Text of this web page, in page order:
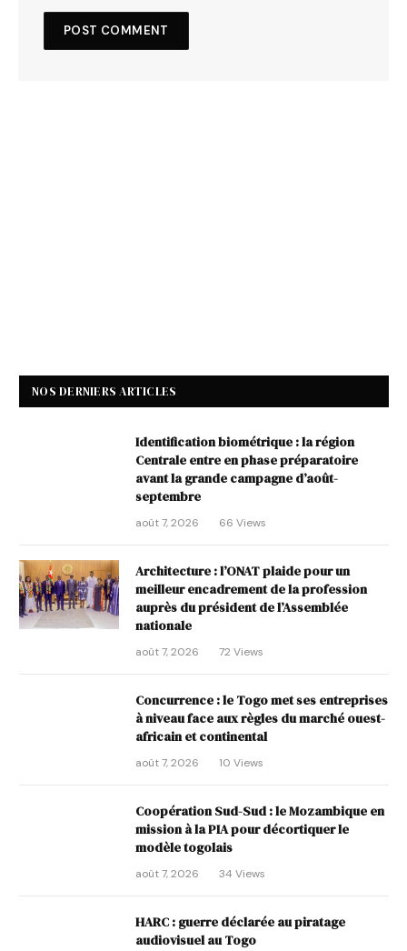
NOS DERNIERS ARTICLES
Identification biométrique : la région
Centrale entre en phase préparatoire
avant la grande campagne d’août-
septembre
août 7, 2026 66 Views
Architecture : l’ONAT plaide pour un
meilleur encadrement de la profession
auprès du président de l’Assemblée
nationale
août 7, 2026 72 Views
Concurrence : le Togo met ses entreprises
à niveau face aux règles du marché ouest-
africain et continental
août 7, 2026 10 Views
Coopération Sud-Sud : le Mozambique en
mission à la PIA pour décortiquer le
modèle togolais
août 7, 2026 34 Views
HARC : guerre déclarée au piratage
audiovisuel au Togo